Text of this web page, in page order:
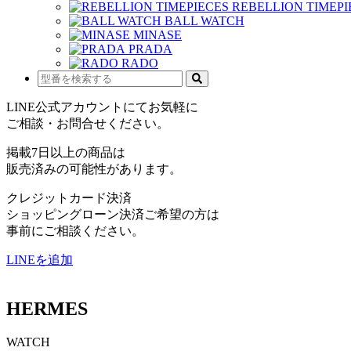
REBELLION
BALL WATCH
MINASE
PRADA
RADO
LINE公式アカウントにてお気軽に
ご相談・お問合せください。
掲載7日以上の商品は
販売済みの可能性があります。
クレジットカード決済
ショッピングローン決済ご希望の方は
事前にご相談ください。
LINEを追加
HERMES
WATCH